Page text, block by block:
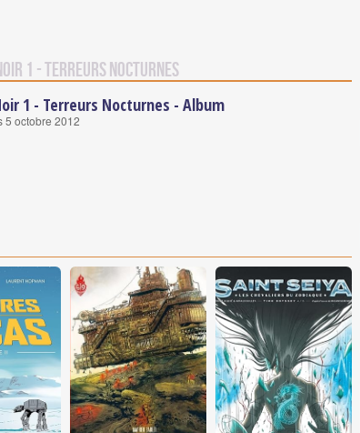
1 - Terreurs Nocturnes
1 - Terreurs Nocturnes - Album
5 octobre 2012